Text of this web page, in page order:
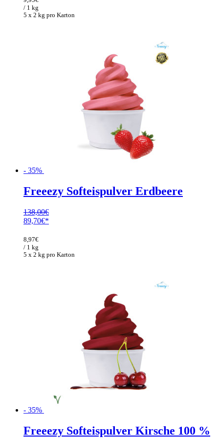
153,00€
5 x 2 kg pro Karton
/ 1 kg
- 35%
Freeezy Softeispulver Erdbeere
138,00€
Ursprünglicher
war:
138,00€
89,70€
5 x 2 kg pro Karton
8,97€
/ 1 kg
- 35%
Freeezy Softeispulver Kirsche 100 %